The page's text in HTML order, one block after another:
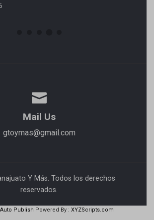
Mail Us
gtoymas@gmail.com
Y Más. Todos los derechos
reservados.
Publish Powered By : XYZScripts.com